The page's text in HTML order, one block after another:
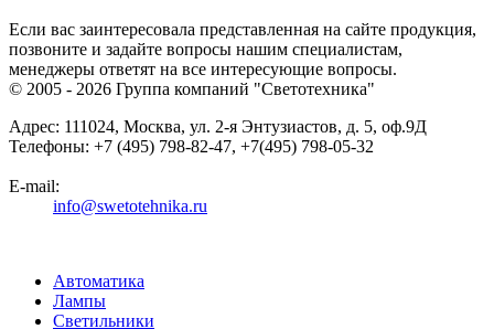
Если вас заинтересовала представленная на сайте продукция,
позвоните и задайте вопросы нашим специалистам,
менеджеры ответят на все интересующие вопросы.
© 2005 - 2026 Группа компаний "Светотехника"
Адрес: 111024, Москва, ул. 2-я Энтузиастов, д. 5, оф.9Д
Телефоны: +7 (495) 798-82-47, +7(495) 798-05-32
E-mail:
info@swetotehnika.ru
Автоматика
Лампы
Светильники